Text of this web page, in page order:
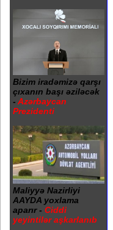
Bizim iradəmizə qarşı
çıxanın başı əziləcək
- Azərbaycan
Prezidenti
Maliyyə Nazirliyi
AAYDA yoxlama
aparır - Ciddi
yeyintilər aşkarlanıb